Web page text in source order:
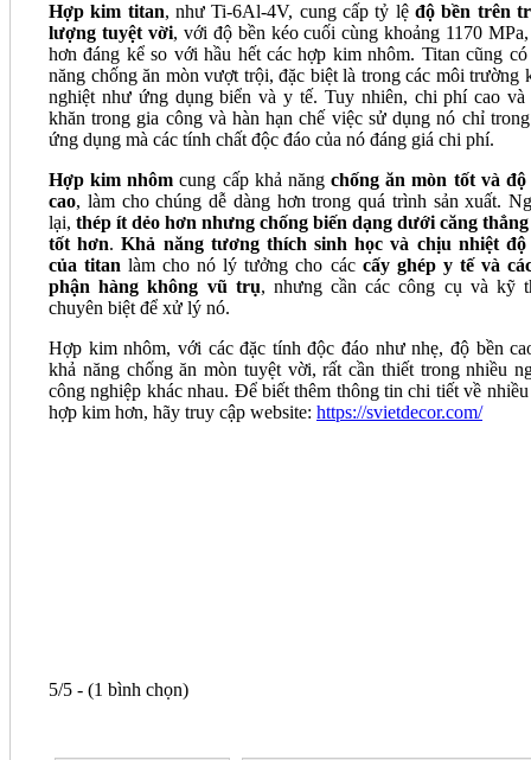
Hợp kim titan, như Ti-6Al-4V, cung cấp tỷ lệđộ bền trên
lượng tuyệt vời, với độ bền kéo cuối cùng khoảng 1170
hơn đáng kể so với hầu hết các hợp kim nhôm. Titan cũng có
năng chống ăn mòn vượt trội, đặc biệt là trong các môi trường
nghiệt như ứng dụng biển và y tế. Tuy nhiên, chi phí cao và
khăn trong gia công và hàn hạn chế việc sử dụng nó chỉ
ứng dụng mà các tính chất độc đáo của nó đáng giá chi phí.
Hợp kim nhôm cung cấp khả năngchống ăn mòn tốt và độ
cao, làm cho chúng dễ dàng hơn trong quá trình sản xuất.
lại, thép ít dẻo hơn nhưng chống biến dạng dưới căng thẳng
tốt hơn.Khả năng tương thích sinh học và chịu nhiệt độ
của titan làm cho nó lý tưởng cho các cấy ghép y tế và
phận hàng không vũ trụ, nhưng cần các công cụ và kỹ
chuyên biệt để xử lý nó.
Hợp kim nhôm, với các đặc tính độc đáo như nhẹ, độ bền
khả năng chống ăn mòn tuyệt vời, rất cần thiết trong nhiều
công nghiệp khác nhau. Để biết thêm thông tin chi tiết về
hợp kim hơn, hãy truy cập website: https://svietdecor.com/
5/5 - (1 bình chọn)